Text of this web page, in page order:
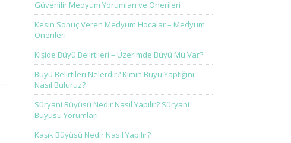
Güvenilir Medyum Yorumları ve Önerileri
Kesin Sonuç Veren Medyum Hocalar – Medyum
Önerileri
Kişide Büyü Belirtileri – Üzerimde Büyü Mü Var?
Büyü Belirtileri Nelerdir? Kimin Büyü Yaptığını
Nasıl Buluruz?
Süryani Büyüsü Nedir Nasıl Yapılır? Süryani
Büyüsü Yorumları
Kaşık Büyüsü Nedir Nasıl Yapılır?